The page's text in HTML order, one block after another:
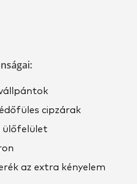
cipzárak
ülőfelület
az extra kényelem